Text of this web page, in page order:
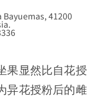
Bayuemas, 41200
果显然比自花授
异花授粉后的雌